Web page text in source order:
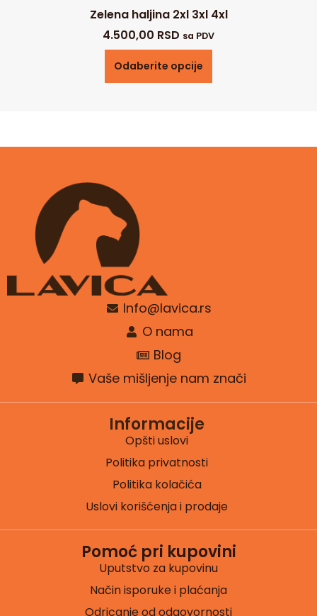
Zelena haljina 2xl 3xl 4xl
4.500,00 RSD sa PDV
Odaberite opcije
Info@lavica.rs
O nama
Blog
Vaše mišljenje nam znači
Informacije
Opšti uslovi
Politika privatnosti
Politika kolačića
Uslovi korišćenja i prodaje
Pomoć pri kupovini
Uputstvo za kupovinu
Način isporuke i plaćanja
Odricanje od odgovornosti